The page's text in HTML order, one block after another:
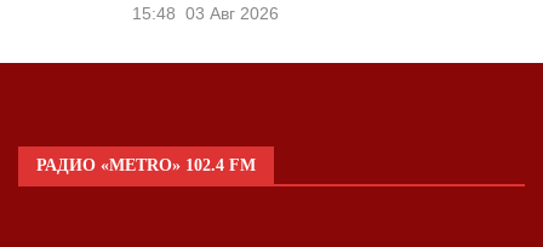
15:48 03 Авг 2026
РАДИО «METRO» 102.4 FM